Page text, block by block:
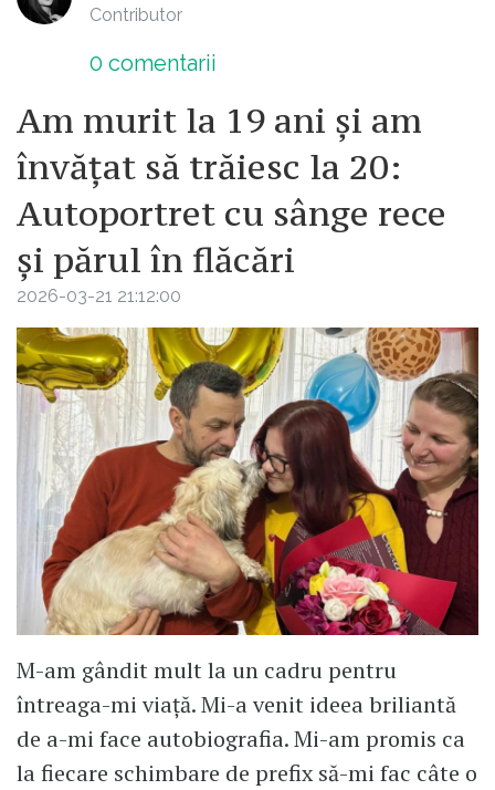
Contributor
0 comentarii
Am murit la 19 ani și am
învățat să trăiesc la 20:
Autoportret cu sânge rece
și părul în flăcări
2026-03-21 21:12:00
M-am gândit mult la un cadru pentru
întreaga-mi viață. Mi-a venit ideea briliantă
de a-mi face autobiografia. Mi-am promis ca
la fiecare schimbare de prefix să-mi fac câte o